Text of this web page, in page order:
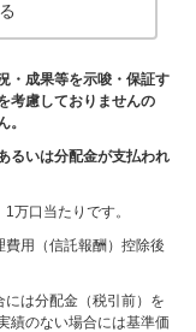
・成果等を示唆・保証す
考慮しておりませんの
。
るいは分配金が支払われ
万口当たりです。
用（信託報酬）控除後
は分配金（税引前）を
績のない場合には基準価